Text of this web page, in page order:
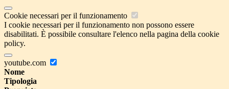
Cookie necessari per il funzionamento
I cookie necessari per il funzionamento non possono essere
disabilitati. È possibile consultare l'elenco nella pagina della cookie
policy.
youtube.com
Nome
Tipologia